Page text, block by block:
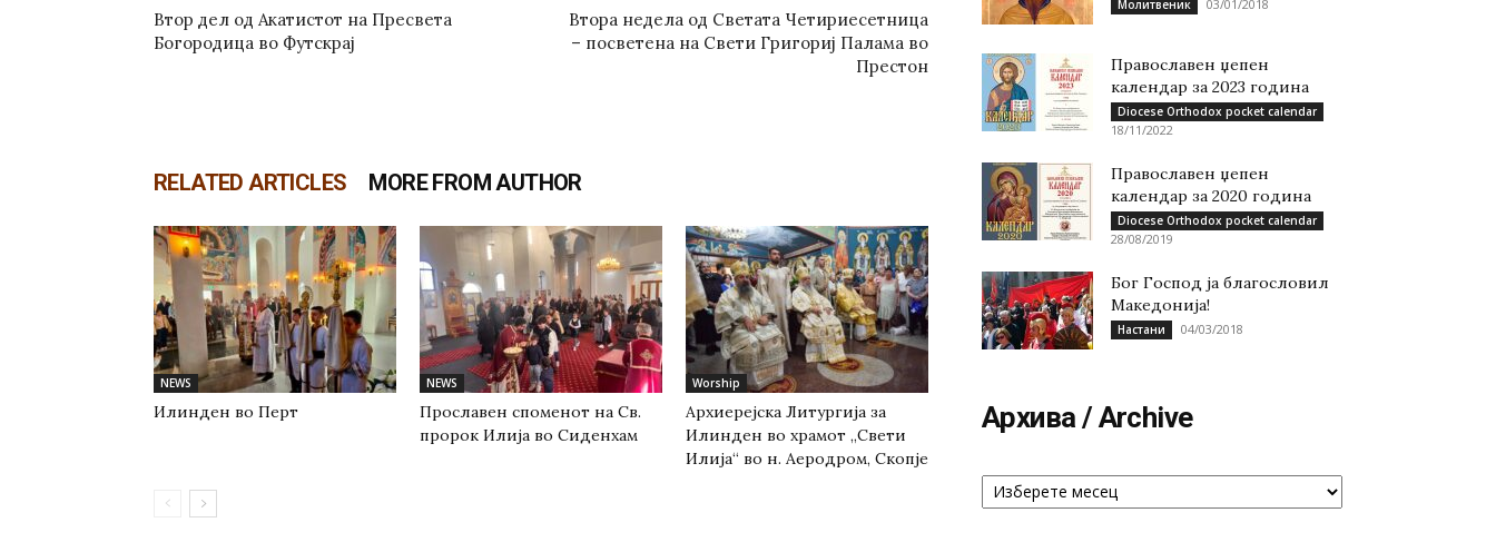
Втор дел од Акатистот на Пресвета
Богородица во Футскрај
Втора недела од Светата Четириесетница
– посветена на Свети Григориј Палама во
Престон
RELATED ARTICLES MORE FROM AUTHOR
NEWS
Илинден во Перт
NEWS
Прославен споменот на Св.
пророк Илија во Сиденхам
Worship
Архиерејска Литургија за
Илинден во храмот „Свети
Илија“ во н. Аеродром, Скопје
Молитвеник 03/01/2018
Православен џепен
календар за 2023 година
Diocese Orthodox pocket calendar
18/11/2022
Православен џепен
календар за 2020 година
Diocese Orthodox pocket calendar
28/08/2019
Бог Господ ја благословил
Македонија!
Настани 04/03/2018
Архива / Archive
Архива